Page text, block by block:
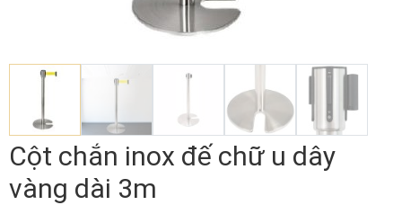
Cột chắn inox đế chữ u dây
vàng dài 3m